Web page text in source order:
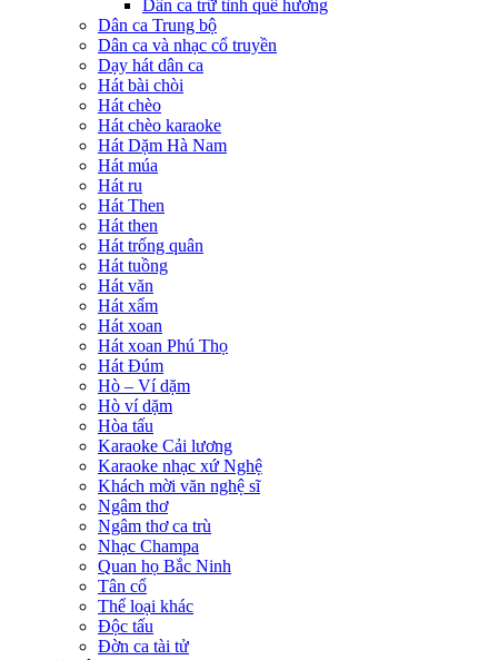
Dân ca trữ tình quê hương
Dân ca Trung bộ
Dân ca và nhạc cổ truyền
Dạy hát dân ca
Hát bài chòi
Hát chèo
Hát chèo karaoke
Hát Dặm Hà Nam
Hát múa
Hát ru
Hát Then
Hát then
Hát trống quân
Hát tuồng
Hát văn
Hát xẩm
Hát xoan
Hát xoan Phú Thọ
Hát Đúm
Hò – Ví dặm
Hò ví dặm
Hòa tấu
Karaoke Cải lương
Karaoke nhạc xứ Nghệ
Khách mời văn nghệ sĩ
Ngâm thơ
Ngâm thơ ca trù
Nhạc Champa
Quan họ Bắc Ninh
Tân cổ
Thể loại khác
Độc tấu
Đờn ca tài tử